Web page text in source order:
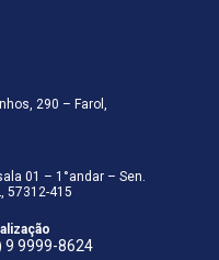
290 – Farol,
01 – 1°andar – Sen.
57312-415
9 9999-8624